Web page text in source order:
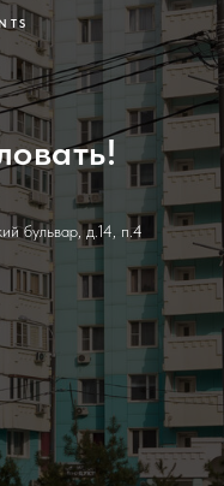
бульвар, д.14, п.4